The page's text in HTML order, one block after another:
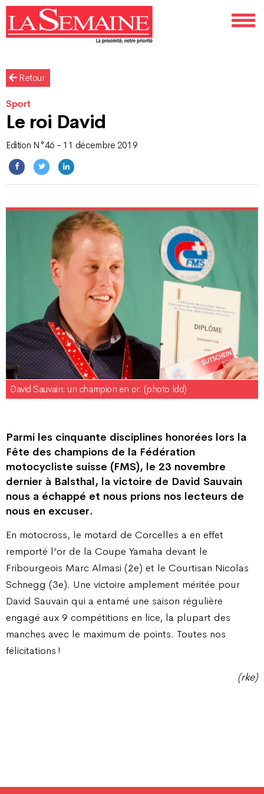
Retour
Sport
Le roi David
Edition N°46 - 11 décembre 2019
David Sauvain: un champion en or. (photo ldd)
Parmi les cinquante disciplines honorées lors la
Fête des champions de la Fédération
motocycliste suisse (FMS), le 23 novembre
dernier à Balsthal, la victoire de David Sauvain
nous a échappé et nous prions nos lecteurs de
nous en excuser.
En motocross, le motard de Corcelles a en effet
remporté l’or de la Coupe Yamaha devant le
Fribourgeois Marc Almasi (2e) et le Courtisan Nicolas
Schnegg (3e). Une victoire amplement méritée pour
David Sauvain qui a entamé une saison régulière
engagé aux 9 compétitions en lice, la plupart des
manches avec le maximum de points. Toutes nos
félicitations !
(rke)